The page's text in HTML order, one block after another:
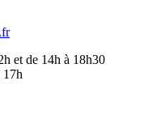
et de 14h à 18h30
17h